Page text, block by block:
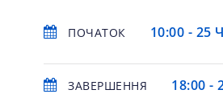
ПОЧАТОК 10:00 - 25
ЗАВЕРШЕННЯ 18:00 -